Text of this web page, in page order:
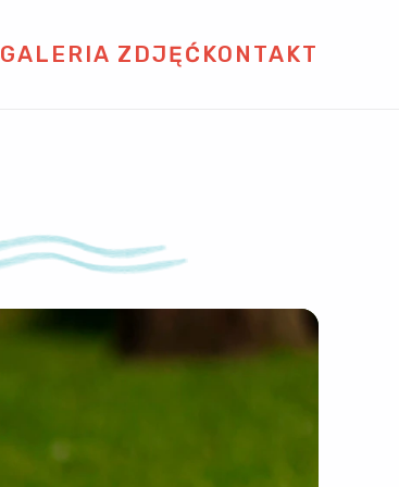
GALERIA ZDJĘĆ KONTAKT